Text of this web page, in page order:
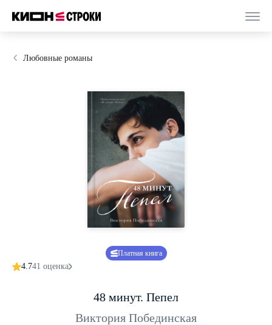
Любовные романы
Платная книга
4.741 оценка
48 минут. Пепел
Виктория Побединская